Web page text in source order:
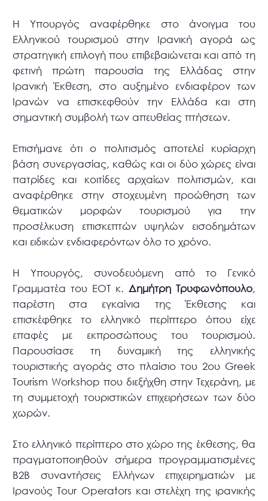
Η Υπουργός αναφέρθηκε στο άνοιγμα του
Ελληνικού τουρισμού στην Ιρανική αγορά ως
στρατηγική επιλογή που επιβεβαιώνεται και από τη
φετινή πρώτη παρουσία της Ελλάδας στην
Ιρανική Έκθεση, στο αυξημένο ενδιαφέρον των
Ιρανών να επισκεφθούν την Ελλάδα και στη
σημαντική συμβολή των απευθείας πτήσεων.
Επισήμανε ότι ο πολιτισμός αποτελεί κυρίαρχη
βάση συνεργασίας, καθώς και οι δύο χώρες είναι
πατρίδες και κοιτίδες αρχαίων πολιτισμών, και
αναφέρθηκε στην στοχευμένη προώθηση των
θεματικών μορφών τουρισμού για την
προσέλκυση επισκεπτών υψηλών εισοδημάτων
και ειδικών ενδιαφερόντων όλο το χρόνο.
Η Υπουργός, συνοδευόμενη από το Γενικό
Γραμματέα του ΕΟΤ κ. Δημήτρη Τρυφωνόπουλο,
παρέστη στα εγκαίνια της Έκθεσης και
επισκέφθηκε το ελληνικό περίπτερο όπου είχε
επαφές με εκπροσώπους του τουρισμού.
Παρουσίασε τη δυναμική της ελληνικής
τουριστικής αγοράς στο πλαίσιο του 2ου Greek
Tourism Workshop που διεξήχθη στην Τεχεράνη, με
τη συμμετοχή τουριστικών επιχειρήσεων των δύο
χωρών.
Στο ελληνικό περίπτερο στο χώρο της έκθεσης, θα
πραγματοποιηθούν σήμερα προγραμματισμένες
Β2Β συναντήσεις Ελλήνων επιχειρηματιών με
Ιρανούς Τour Operators και στελέχη της ιρανικής